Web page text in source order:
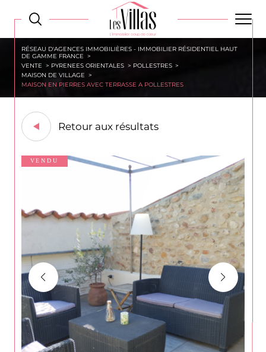
RÉSEAU D'AGENCES IMMOBILIÈRES - IMMOBILIER RÉSIDENTIEL HAUT
DE GAMME FRANCE
VENTE
PYRENEES ORIENTALES
POLLESTRES
MAISON DE VILLAGE
MAISON EN PIERRES AVEC TERRASSE A POLLESTRES
Retour aux résultats
VENDU